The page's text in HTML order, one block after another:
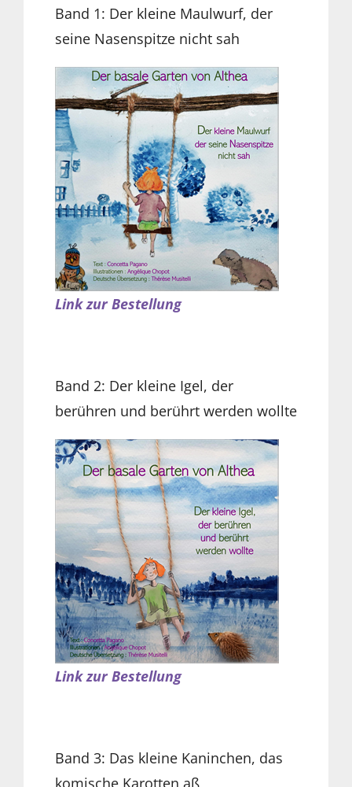
Band 1: Der kleine Maulwurf, der
seine Nasenspitze nicht sah
Link zur Bestellung
Band 2: Der kleine Igel, der
berühren und berührt werden wollte
Link zur Bestellung
Band 3: Das kleine Kaninchen, das
komische Karotten aß